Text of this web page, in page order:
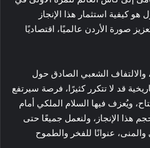
كيفية استثمار هذا الإنجاز
صورة الأردن عالميًا، اقتصاديًا
والالتفاف الشعبي الصادق حول
قد لا تتكرر كثيرًا، فرصة سيرتفع
ويُعزف فيها السلام الملكي أمام
هذا الإنجاز، ولنعمل جميعًا حتى
عنوانًا للفخر والطموح